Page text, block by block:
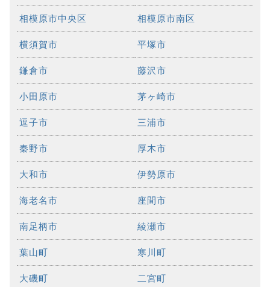
相模原市中央区 相模原市南区
横須賀市 平塚市
鎌倉市 藤沢市
小田原市 茅ヶ崎市
逗子市 三浦市
秦野市 厚木市
大和市 伊勢原市
海老名市 座間市
南足柄市 綾瀬市
葉山町 寒川町
大磯町 二宮町